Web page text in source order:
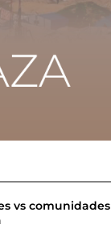
vs